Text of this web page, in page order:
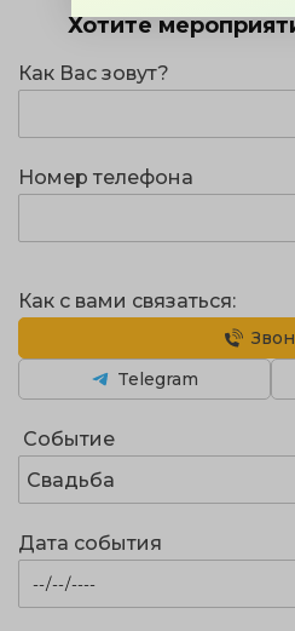
Хотите
Как Вас зовут?
Номер телефона
Событие
Свадьба
Дата события
Как с вами связаться:
Telegram